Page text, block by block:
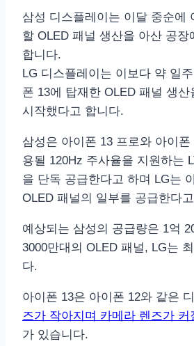
삼성 디스플레이는 이달 중순에
할 OLED 패널 생산을 아산 공장
합니다.
LG 디스플레이는 이보다 약 일
폰 13에 탑재한 OLED 패널 생산
시작했다고 합니다.
삼성은 아이폰 13 프로와 아이
용될 120Hz 주사율을 지원하는
을 단독 공급한다고 하며 LG는
OLED 패널의 일부를 공급한다
예상되는 삼성의 공급량은 1억
3000만대의 OLED 패널, LG는
다.
아이폰 13은 아이폰 12와 같은
즈가 작아지며 카메라 렌즈가 커
가 있습니다.